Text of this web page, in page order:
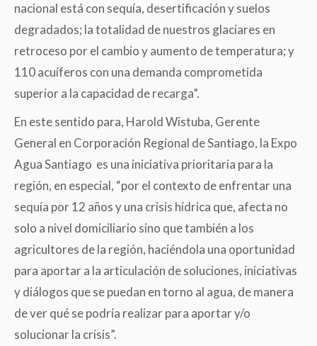
nacional está con sequía, desertificación y suelos
degradados; la totalidad de nuestros glaciares en
retroceso por el cambio y aumento de temperatura; y
110 acuíferos con una demanda comprometida
superior a la capacidad de recarga”.
En este sentido para, Harold Wistuba, Gerente
General en Corporación Regional de Santiago, la Expo
Agua Santiago es una iniciativa prioritaria para la
región, en especial, “por el contexto de enfrentar una
sequía por 12 años y una crisis hídrica que, afecta no
solo a nivel domiciliario sino que también a los
agricultores de la región, haciéndola una oportunidad
para aportar a la articulación de soluciones, iniciativas
y diálogos que se puedan en torno al agua, de manera
de ver qué se podría realizar para aportar y/o
solucionar la crisis”.